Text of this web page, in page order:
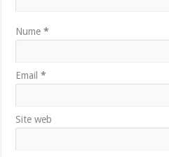
Nume*
Email*
Site web